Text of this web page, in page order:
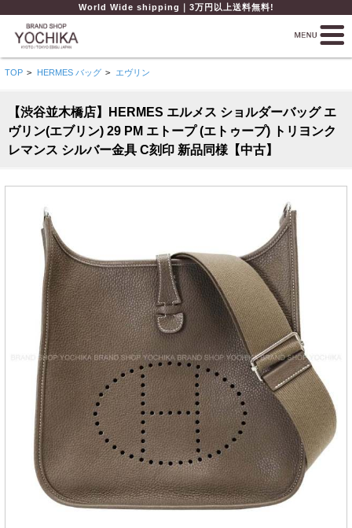
World Wide shipping｜3万円以上送料無料!
TOP > HERMES バッグ > エヴリン
【渋谷並木橋店】HERMES エルメス ショルダーバッグ エ
ヴリン(エブリン) 29 PM エトープ (エトゥープ) トリヨンク
レマンス シルバー金具 C刻印 新品同様【中古】